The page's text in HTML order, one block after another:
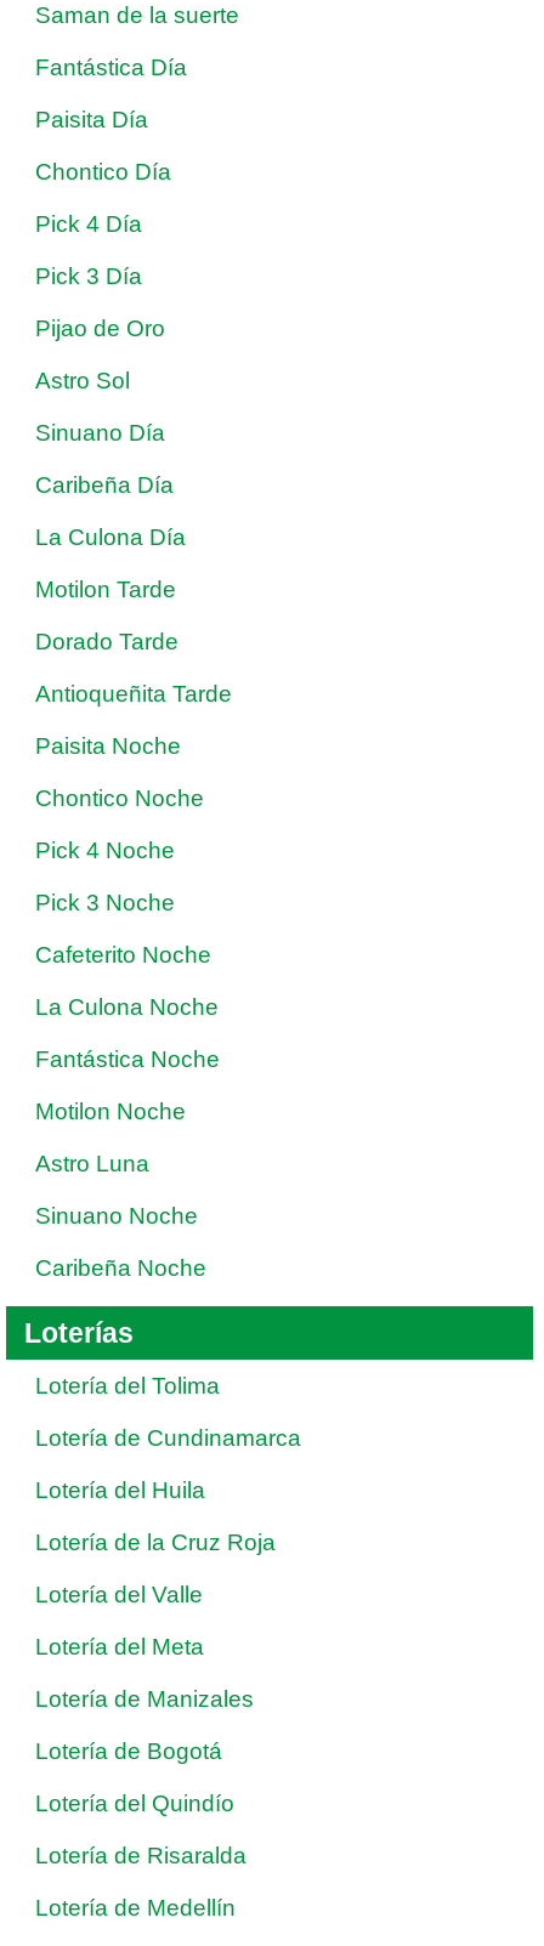
Saman de la suerte
Fantástica Día
Paisita Día
Chontico Día
Pick 4 Día
Pick 3 Día
Pijao de Oro
Astro Sol
Sinuano Día
Caribeña Día
La Culona Día
Motilon Tarde
Dorado Tarde
Antioqueñita Tarde
Paisita Noche
Chontico Noche
Pick 4 Noche
Pick 3 Noche
Cafeterito Noche
La Culona Noche
Fantástica Noche
Motilon Noche
Astro Luna
Sinuano Noche
Caribeña Noche
Loterías
Lotería del Tolima
Lotería de Cundinamarca
Lotería del Huila
Lotería de la Cruz Roja
Lotería del Valle
Lotería del Meta
Lotería de Manizales
Lotería de Bogotá
Lotería del Quindío
Lotería de Risaralda
Lotería de Medellín